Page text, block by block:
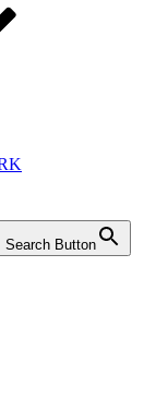
Search Button